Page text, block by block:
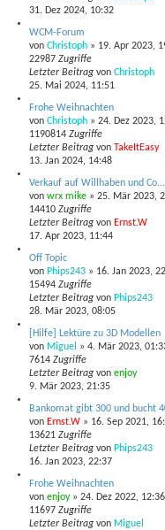
e
31. Dez 2024, 10:32
WCM-Forum
von Christoph » 19. Apr 2023,
22987 Zugriffe
Letzter Beitrag von Christoph
25. Mai 2024, 11:51
Frohe Weihnachten
von Christoph » 24. Dez 2023,
1190814 Zugriffe
Letzter Beitrag von TakeItEasy
13. Jan 2024, 14:48
Verkauf auf Willhaben und Co...
von wrx mike » 25. Mär 2023,
14410 Zugriffe
Letzter Beitrag von Ernst.W
17. Apr 2023, 11:44
Off Topic
von Phips243 » 16. Jan 2023,
15494 Zugriffe
Letzter Beitrag von Phips243
28. Mär 2023, 08:05
[Hilfe] Lektüre zu 3D Modellen
von Miguel » 4. Mär 2023,
7614 Zugriffe
Letzter Beitrag von enjoy
9. Mär 2023, 21:35
Bankomat gibt 300 und bucht
von Ernst.W » 16. Sep 2021,
13621 Zugriffe
Letzter Beitrag von Phips243
16. Jan 2023, 22:37
Frohe Weihnachten
von enjoy» 24. Dez 2022, 12:36
11697 Zugriffe
Letzter Beitrag von Miguel